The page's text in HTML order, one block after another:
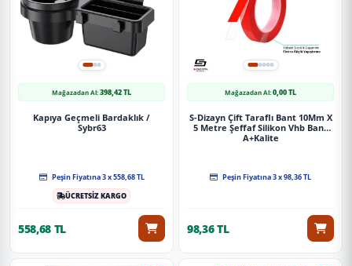
Mağazadan Al:398,42 TL
Kapıya Geçmeli Bardaklık /
Sybr63
Peşin Fiyatına 3 x 558,68 TL
ÜCRETSİZ KARGO
558,68 TL
Mağazadan Al:0,00 TL
S-Dizayn Çift Taraflı Bant 10Mm X
5 Metre Şeffaf Silikon Vhb Bant
A+Kalite
Peşin Fiyatına 3 x 98,36 TL
98,36 TL